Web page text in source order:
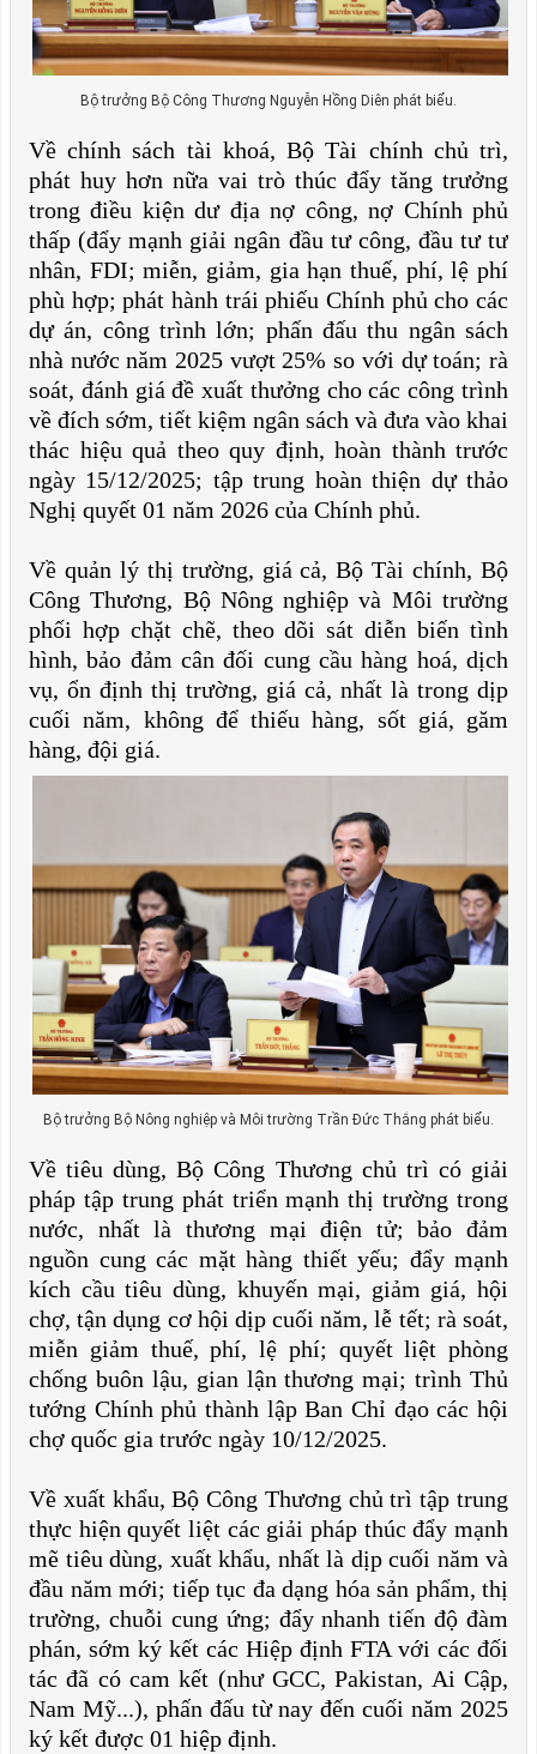
Bộ trưởng Bộ Công Thương Nguyễn Hồng Diên phát biểu.
Về chính sách tài khoá, Bộ Tài chính chủ trì,
phát huy hơn nữa vai trò thúc đẩy tăng trưởng
trong điều kiện dư địa nợ công, nợ Chính phủ
thấp (đẩy mạnh giải ngân đầu tư công, đầu tư tư
nhân, FDI; miễn, giảm, gia hạn thuế, phí, lệ phí
phù hợp; phát hành trái phiếu Chính phủ cho các
dự án, công trình lớn; phấn đấu thu ngân sách
nhà nước năm 2025 vượt 25% so với dự toán; rà
soát, đánh giá đề xuất thưởng cho các công trình
về đích sớm, tiết kiệm ngân sách và đưa vào khai
thác hiệu quả theo quy định, hoàn thành trước
ngày 15/12/2025; tập trung hoàn thiện dự thảo
Nghị quyết 01 năm 2026 của Chính phủ.
Về quản lý thị trường, giá cả, Bộ Tài chính, Bộ
Công Thương, Bộ Nông nghiệp và Môi trường
phối hợp chặt chẽ, theo dõi sát diễn biến tình
hình, bảo đảm cân đối cung cầu hàng hoá, dịch
vụ, ổn định thị trường, giá cả, nhất là trong dịp
cuối năm, không để thiếu hàng, sốt giá, găm
hàng, đội giá.
Bộ trưởng Bộ Nông nghiệp và Môi trường Trần Đức Thắng phát biểu.
Về tiêu dùng, Bộ Công Thương chủ trì có giải
pháp tập trung phát triển mạnh thị trường trong
nước, nhất là thương mại điện tử; bảo đảm
nguồn cung các mặt hàng thiết yếu; đẩy mạnh
kích cầu tiêu dùng, khuyến mại, giảm giá, hội
chợ, tận dụng cơ hội dịp cuối năm, lễ tết; rà soát,
miễn giảm thuế, phí, lệ phí; quyết liệt phòng
chống buôn lậu, gian lận thương mại; trình Thủ
tướng Chính phủ thành lập Ban Chỉ đạo các hội
chợ quốc gia trước ngày 10/12/2025.
Về xuất khẩu, Bộ Công Thương chủ trì tập trung
thực hiện quyết liệt các giải pháp thúc đẩy mạnh
mẽ tiêu dùng, xuất khẩu, nhất là dịp cuối năm và
đầu năm mới; tiếp tục đa dạng hóa sản phẩm, thị
trường, chuỗi cung ứng; đẩy nhanh tiến độ đàm
phán, sớm ký kết các Hiệp định FTA với các đối
tác đã có cam kết (như GCC, Pakistan, Ai Cập,
Nam Mỹ...), phấn đấu từ nay đến cuối năm 2025
ký kết được 01 hiệp định.